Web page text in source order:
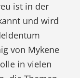
ist in der
und wird
von Mykene
in vielen